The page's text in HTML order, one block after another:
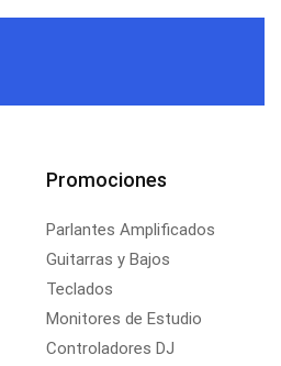
Promociones
Parlantes Amplificados
Guitarras y Bajos
Teclados
Monitores de Estudio
Controladores DJ